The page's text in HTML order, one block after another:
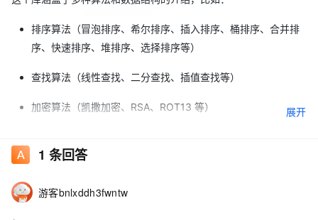
排序算法（冒泡排序、希尔排序、插入排序、桶排序、合并排
序、快速排序、堆排序、选择排序等）
查找算法（线性查找、二分查找、插值查找等）
加密算法（凯撒加密、RSA、ROT13 等）
数字图像处理
展开
1 条回答
游客bnlxddh3fwntw